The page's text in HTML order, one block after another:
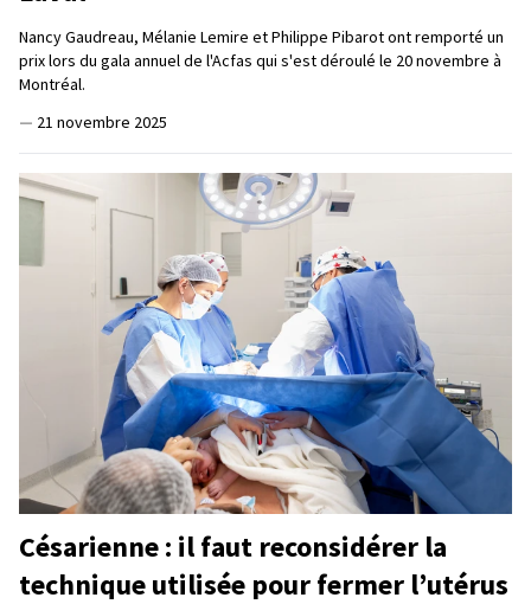
Nancy Gaudreau, Mélanie Lemire et Philippe Pibarot ont remporté un
prix lors du gala annuel de l'Acfas qui s'est déroulé le 20 novembre à
Montréal.
— 21 novembre 2025
Césarienne : il faut reconsidérer la
technique utilisée pour fermer l’utérus